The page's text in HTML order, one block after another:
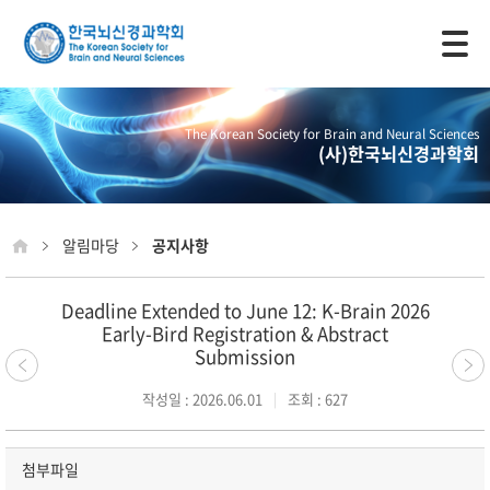
The Korean Society for Brain and Neural Sciences
(사)한국뇌신경과학회
알림마당 공지사항
Deadline Extended to June 12: K-Brain 2026
Early-Bird Registration & Abstract
Submission
작성일 : 2026.06.01 조회 : 627
첨부파일